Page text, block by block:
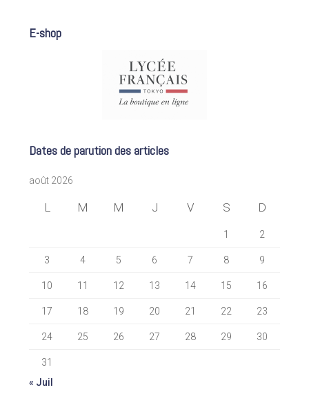
E-shop
Dates de parution des articles
août 2026
L M M J V S D
1 2
3 4 5 6 7 8 9
10 11 12 13 14 15 16
17 18 19 20 21 22 23
24 25 26 27 28 29 30
31
« Juil